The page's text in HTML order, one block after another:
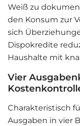
Weiß zu
den Konsum zur
sich
Dispokredite
Haushalte mit
Vier
Charakteristisch
Ausgaben in vier